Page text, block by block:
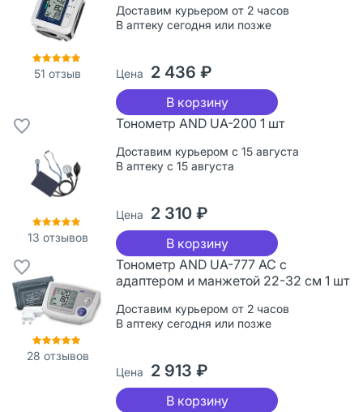
51 отзыв
Доставим курьером от 2 часов
В аптеку сегодня или позже
Цена 2 436 ₽
В корзину
13 отзывов
Тонометр AND UA-200 1 шт
Доставим курьером с 15 августа
В аптеку с 15 августа
Цена 2 310 ₽
В корзину
28 отзывов
Тонометр AND UA-777 AC с
адаптером и манжетой 22-32 см 1 шт
Доставим курьером от 2 часов
В аптеку сегодня или позже
Цена 2 913 ₽
В корзину